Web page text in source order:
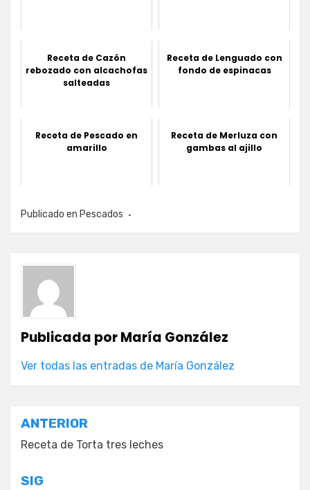
Receta de Cazón
rebozado con alcachofas
salteadas
Receta de Lenguado con
fondo de espinacas
Receta de Pescado en
amarillo
Receta de Merluza con
gambas al ajillo
Publicado en Pescados
Publicada porMaría González
Ver todas las entradas de María González
Navegación
de
entradas
ANTERIOR
Receta de Torta tres leches
SIG